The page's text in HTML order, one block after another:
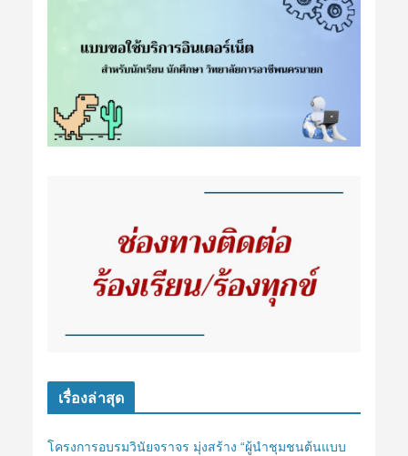
เรื่องล่าสุด
โครงการอบรมวินัยจราจร มุ่งสร้าง “ผู้นำชุมชนต้นแบบ